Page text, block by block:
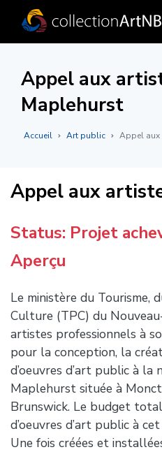
Appel aux
Maplehurst
Accueil Art public Appel
Appel aux
Status: Projet
Aperçu
Le ministère du Tourisme,
Culture (TPC) du
artistes professionnels à
pour la conception, la
d’oeuvres d’art public à la
Maplehurst située à
Brunswick. Le budget
d’oeuvres d’art public à
Une fois créées et